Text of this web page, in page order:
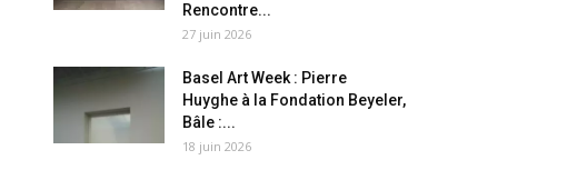
Rencontre...
27 juin 2026
Basel Art Week : Pierre
Huyghe à la Fondation Beyeler,
Bâle :...
18 juin 2026